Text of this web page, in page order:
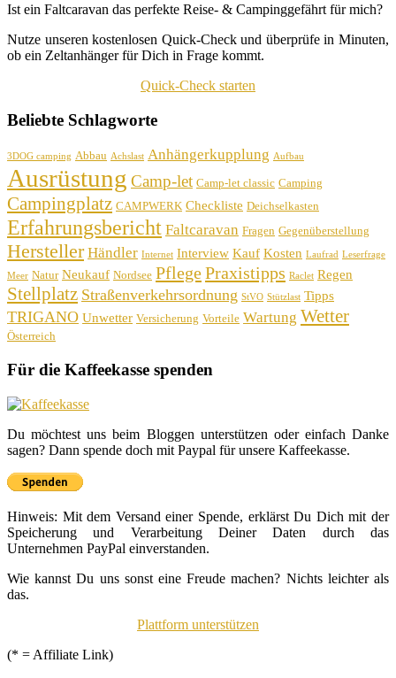
Ist ein Faltcaravan das perfekte Reise- & Campinggefährt für mich?
Nutze unseren kostenlosen Quick-Check und überprüfe in Minuten,
ob ein Zeltanhänger für Dich in Frage kommt.
Quick-Check starten
Beliebte Schlagworte
3DOG camping Abbau Achslast Anhängerkupplung Aufbau
Ausrüstung Camp-let Camp-let classic Camping
Campingplatz CAMPWERK Checkliste Deichselkasten
Erfahrungsbericht Faltcaravan Fragen Gegenüberstellung
Hersteller Händler Internet Interview Kauf Kosten Laufrad Leserfrage
Meer Natur Neukauf Nordsee PflegePraxistipps Raclet Regen
Stellplatz Straßenverkehrsordnung StVO Stützlast Tipps
TRIGANO Unwetter Versicherung Vorteile Wartung Wetter
Österreich
Für die Kaffeekasse spenden
Du möchtest uns beim Bloggen unterstützen oder einfach Danke
sagen? Dann spende doch mit Paypal für unsere Kaffeekasse.
Hinweis: Mit dem Versand einer Spende, erklärst Du Dich mit der
Speicherung und Verarbeitung Deiner Daten durch das
Unternehmen PayPal einverstanden.
Wie kannst Du uns sonst eine Freude machen? Nichts leichter als
das.
Plattform unterstützen
(* = Affiliate Link)